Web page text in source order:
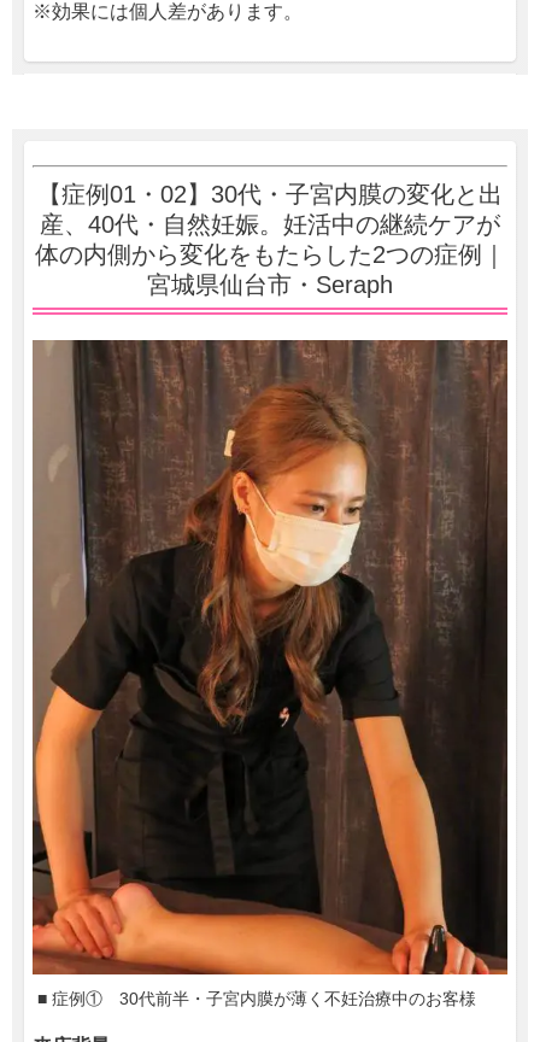
※効果には個人差があります。
【症例01・02】30代・子宮内膜の変化と出
産、40代・自然妊娠。妊活中の継続ケアが
体の内側から変化をもたらした2つの症例｜
宮城県仙台市・Seraph
■ 症例① 30代前半・子宮内膜が薄く不妊治療中のお客様